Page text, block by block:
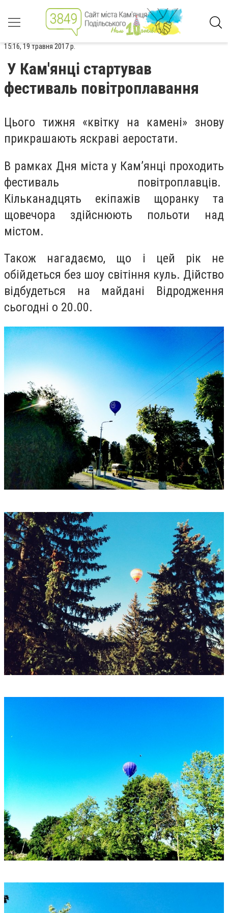
15:16, 19 травня 2017 р.
У Кам'янці стартував
фестиваль повітроплавання
Цього тижня «квітку на камені» знову
прикрашають яскраві аеростати.
В рамках Дня міста у Кам’янці проходить
фестиваль повітроплавців.
Кільканадцять екіпажів щоранку та
щовечора здійснюють польоти над
містом.
Також нагадаємо, що і цей рік не
обійдеться без шоу світіння куль. Дійство
відбудеться на майдані Відродження
сьогодні о 20.00.